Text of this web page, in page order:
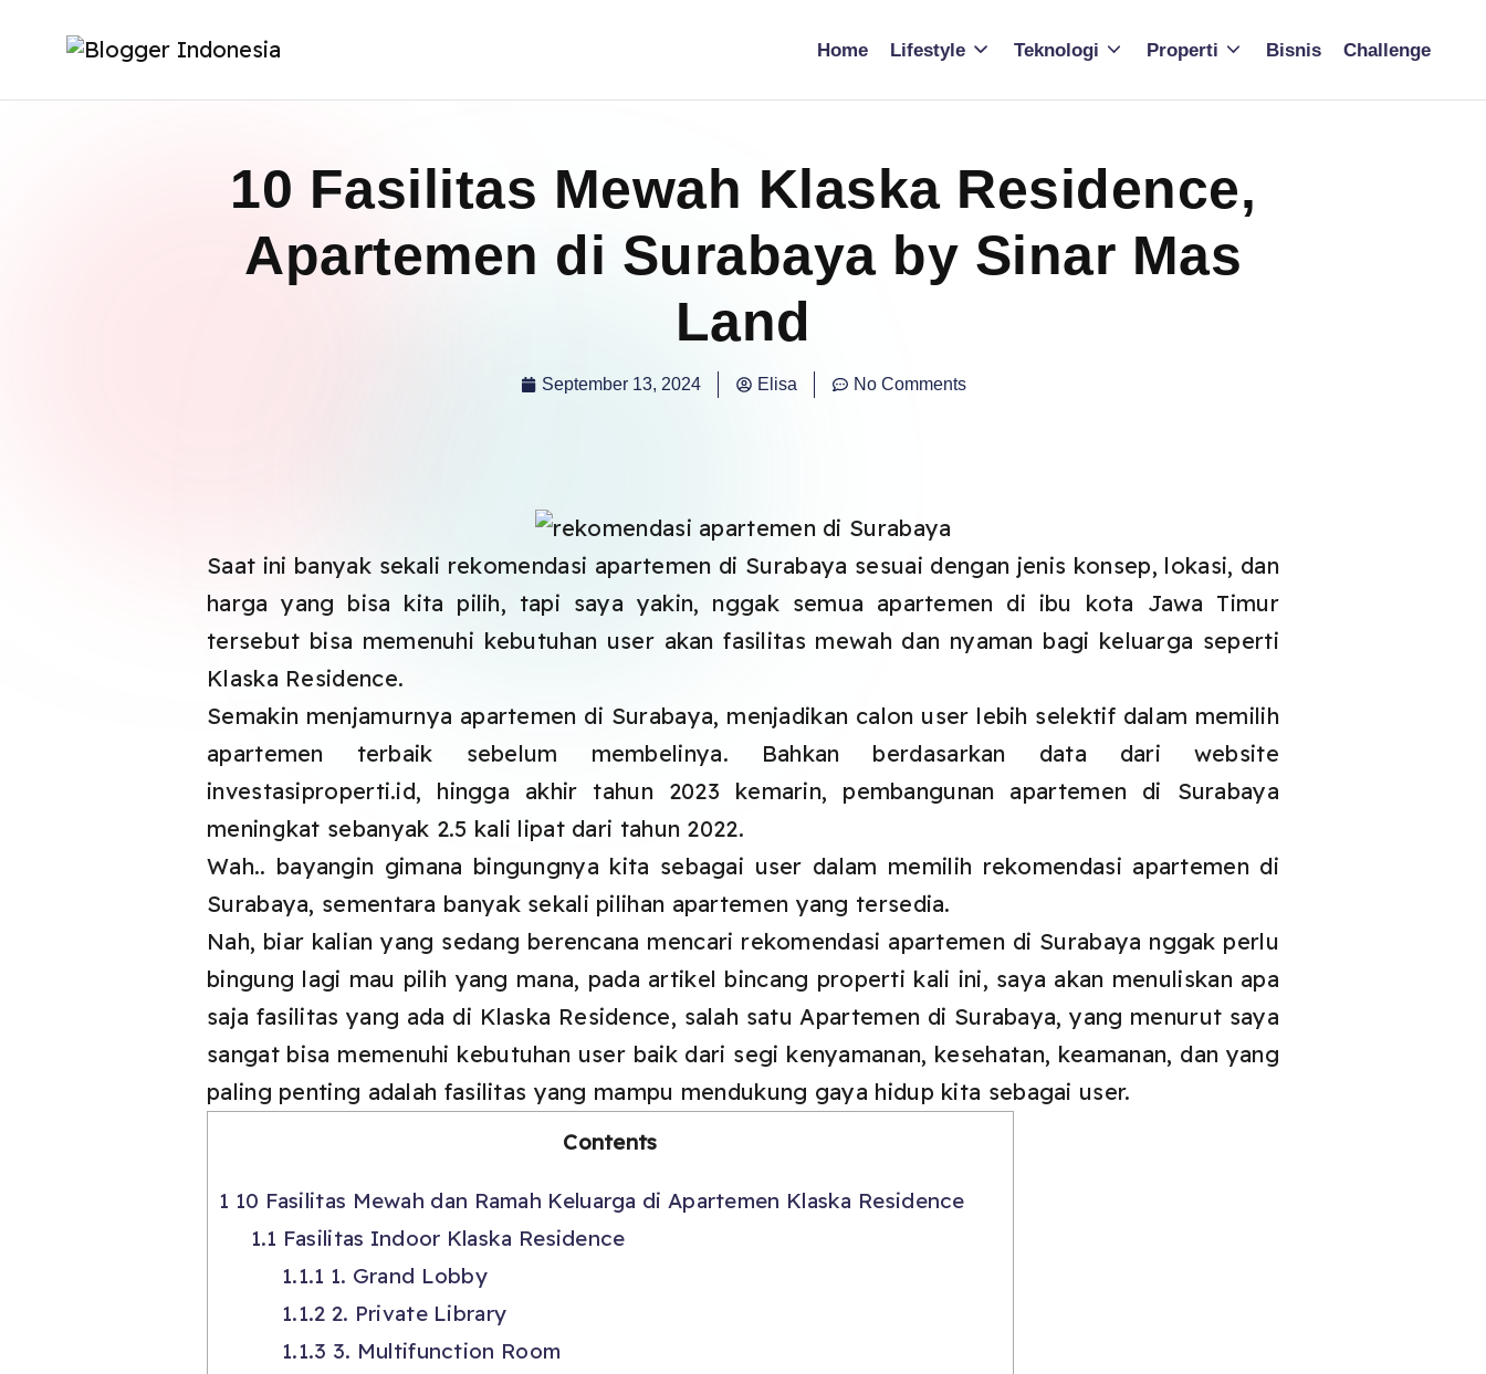
Home Lifestyle Teknologi Properti Bisnis Challenge
10 Fasilitas Mewah Klaska Residence,
Apartemen di Surabaya by Sinar Mas
Land
September 13, 2024 Elisa No Comments
Saat ini banyak sekali rekomendasi apartemen di Surabaya sesuai dengan jenis konsep, lokasi, dan
harga yang bisa kita pilih, tapi saya yakin, nggak semua apartemen di ibu kota Jawa Timur
tersebut bisa memenuhi kebutuhan user akan fasilitas mewah dan nyaman bagi keluarga seperti
Klaska Residence.
Semakin menjamurnya apartemen di Surabaya, menjadikan calon user lebih selektif dalam memilih
apartemen terbaik sebelum membelinya. Bahkan berdasarkan data dari website
investasiproperti.id, hingga akhir tahun 2023 kemarin, pembangunan apartemen di Surabaya
meningkat sebanyak 2.5 kali lipat dari tahun 2022.
Wah.. bayangin gimana bingungnya kita sebagai user dalam memilih rekomendasi apartemen di
Surabaya, sementara banyak sekali pilihan apartemen yang tersedia.
Nah, biar kalian yang sedang berencana mencari rekomendasi apartemen di Surabaya nggak perlu
bingung lagi mau pilih yang mana, pada artikel bincang properti kali ini, saya akan menuliskan apa
saja fasilitas yang ada di Klaska Residence, salah satu Apartemen di Surabaya, yang menurut saya
sangat bisa memenuhi kebutuhan user baik dari segi kenyamanan, kesehatan, keamanan, dan yang
paling penting adalah fasilitas yang mampu mendukung gaya hidup kita sebagai user.
Contents
1 10 Fasilitas Mewah dan Ramah Keluarga di Apartemen Klaska Residence
1.1 Fasilitas Indoor Klaska Residence
1.1.1 1. Grand Lobby
1.1.2 2. Private Library
1.1.3 3. Multifunction Room